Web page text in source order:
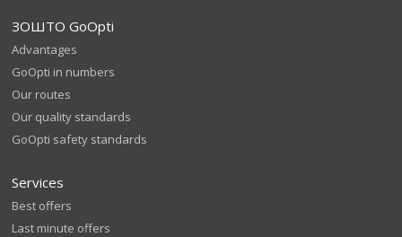
ЗОШТО GoOpti
Advantages
GoOpti in numbers
Our routes
Our quality standards
GoOpti safety standards
Services
Best offers
Last minute offers